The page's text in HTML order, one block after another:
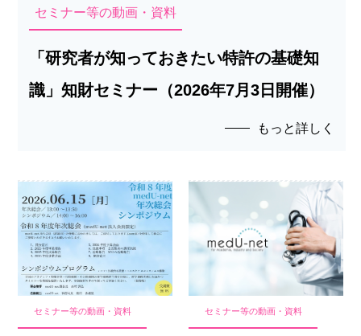
セミナー等の動画・資料
「研究者が知っておきたい特許の基礎知
識」知財セミナー（2026年7月3日開催）
もっと詳しく
セミナー等の動画・資料 セミナー等の動画・資料